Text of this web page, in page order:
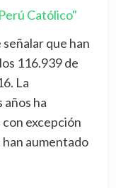
Católico"
que han
116.939 de
La
ha
excepción
aumentado